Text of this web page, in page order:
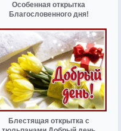
Особенная открытка
Благословенного дня!
Блестящая открытка с